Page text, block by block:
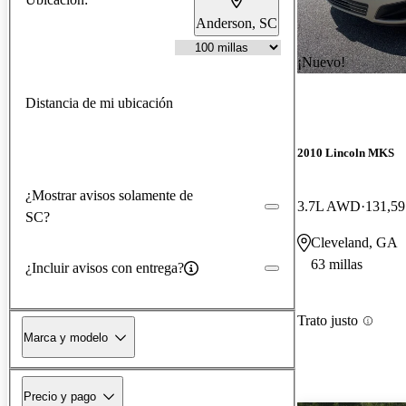
Anderson, SC
Distancia de mi ubicación
¿Mostrar avisos solamente de
SC?
¿Incluir avisos con entrega?
Marca y modelo
Precio y pago
¡Nuevo!
2010 Lincoln MKS
3.7L AWD
Cleveland, GA
63 millas
Trato justo